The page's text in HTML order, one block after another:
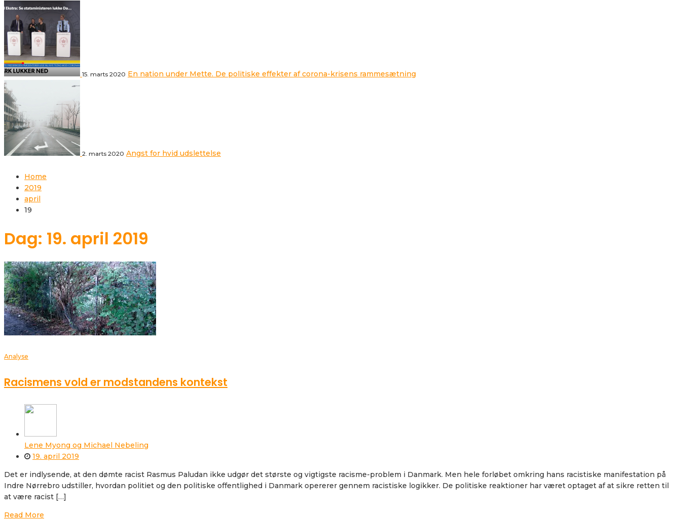
15. marts 2020 En nation under Mette. De politiske effekter af corona-krisens rammesætning
2. marts 2020 Angst for hvid udslettelse
Home
2019
april
19
Dag: 19. april 2019
Analyse
Racismens vold er modstandens kontekst
Lene Myong og Michael Nebeling
19. april 2019
Det er indlysende, at den dømte racist Rasmus Paludan ikke udgør det største og vigtigste racisme-problem i Danmark. Men hele forløbet omkring hans racistiske manifestation på
Indre Nørrebro udstiller, hvordan politiet og den politiske offentlighed i Danmark opererer gennem racistiske logikker. De politiske reaktioner har været optaget af at sikre retten til
at være racist […]
Read More